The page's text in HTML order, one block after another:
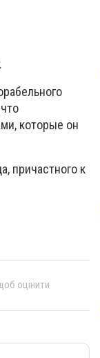
которые он
причастного к
оцінити